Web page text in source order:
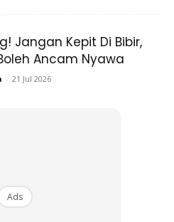
Ads
pada posting tersebut, rata-
Jangan Kepit Di Bibir,
Ancam Nyawa
- 21 Jul 2026
Ads